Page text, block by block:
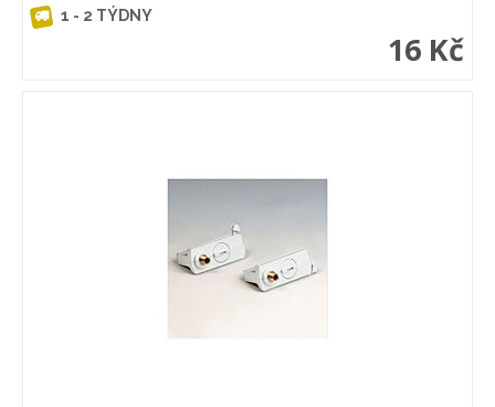
1 - 2 TÝDNY
16 Kč